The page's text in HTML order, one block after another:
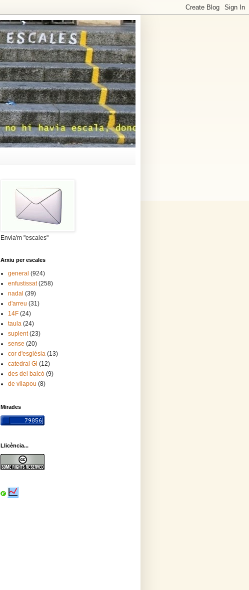
Envia'm "escales"
Arxiu per escales
general (924)
enfustissat (258)
nadal (39)
d'arreu (31)
14F (24)
taula (24)
suplent (23)
sense (20)
cor d'església (13)
catedral Gi (12)
des del balcó (9)
de vilapou (8)
Mirades
Llicència...